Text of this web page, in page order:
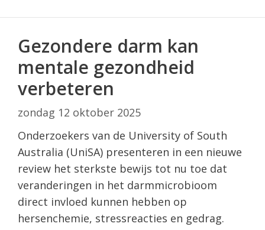
Gezondere darm kan
mentale gezondheid
verbeteren
zondag 12 oktober 2025
Onderzoekers van de University of South
Australia (UniSA) presenteren in een nieuwe
review het sterkste bewijs tot nu toe dat
veranderingen in het darmmicrobioom
direct invloed kunnen hebben op
hersenchemie, stressreacties en gedrag.